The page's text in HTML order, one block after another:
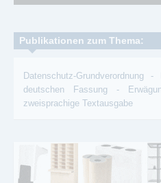
Publikationen zum Thema:
Datenschutz-Grundverordnung -
deutschen Fassung -
zweisprachige Textausgabe